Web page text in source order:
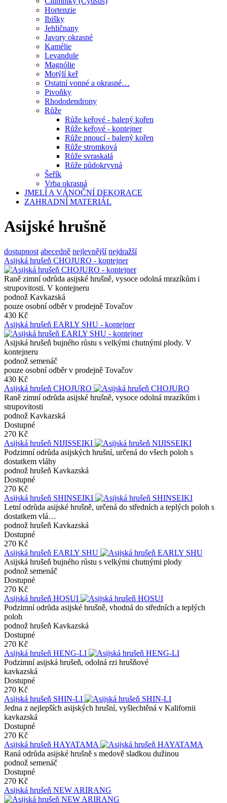
Hortenzie
Ibišky
Jehličnany
Javory okrasné
Kamélie
Levandule
Magnólie
Motýlí keř
Ostatní vonné a okrasné…
Pivoňky
Rhododendrony
Růže
Růže keřové - balený kořen
Růže keřové - kontejner
Růže pnoucí - balený kořen
Růže stromková
Růže svraskalá
Růže půdokryvná
Šeřík
Vrba okrasná
JMELÍ A VÁNOČNÍ DEKORACE
ZAHRADNÍ MATERIÁL
Asijské hrušně
dostupnost abecedně nejlevnější nejdražší
Asijská hrušeň CHOJURO - kontejner
Raně zimní odrůda asijské hrušně, vysoce odolná mrazíkům i
strupovitosti. V kontejneru
podnož Kavkazská
pouze osobní odběr v prodejně Tovačov
430 Kč
Asijská hrušeň EARLY SHU - kontejner
Asijská hrušeň bujného růstu s velkými chutnými plody. V
kontejneru
podnož semenáč
pouze osobní odběr v prodejně Tovačov
430 Kč
Asijská hrušeň CHOJURO
Raně zimní odrůda asijské hrušně, vysoce odolná mrazíkům i
strupovitosti
podnož Kavkazská
Dostupné
270 Kč
Asijská hrušeň NIJISSEIKI
Podzimní odrůda asijských hrušní, určená do všech poloh s
dostatkem vláhy
podnož hrušeň Kavkazská
Dostupné
270 Kč
Asijská hrušeň SHINSEIKI
Letní odrůda asijské hrušně, určená do středních a teplých poloh s
dostatkem vlá…
podnož hrušeň Kavkazská
Dostupné
270 Kč
Asijská hrušeň EARLY SHU
Asijská hrušeň bujného růstu s velkými chutnými plody
podnož semenáč
Dostupné
270 Kč
Asijská hrušeň HOSUI
Podzimní odrůda asijské hrušně, vhodná do středních a teplých
poloh
podnož hrušeň Kavkazská
Dostupné
270 Kč
Asijská hrušeň HENG-LI
Podzimní asijská hrušeň, odolná rzi hrušňové
kavkazská
Dostupné
270 Kč
Asijská hrušeň SHIN-LI
Jedna z nejlepších asijských hrušní, vyšlechtěná v Kalifornii
kavkazská
Dostupné
270 Kč
Asijská hrušeň HAYATAMA
Raná odrůda asijské hrušně s medově sladkou dužinou
podnož semenáč
Dostupné
270 Kč
Asijská hrušeň NEW ARIRANG